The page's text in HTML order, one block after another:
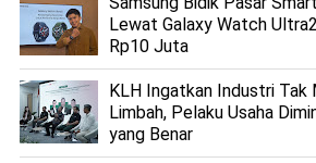
Lewat Galaxy Watch
Rp10 Juta
KLH Ingatkan Industri Tak
Limbah, Pelaku Usaha
yang Benar